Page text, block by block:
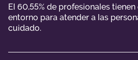
El 60,55% de profesionales
entorno para atender a las
cuidado.